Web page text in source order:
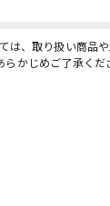
は、取り扱い商品
かじめご了承くだ